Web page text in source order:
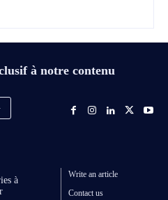
à notre contenu
à
Write an article
Contact us